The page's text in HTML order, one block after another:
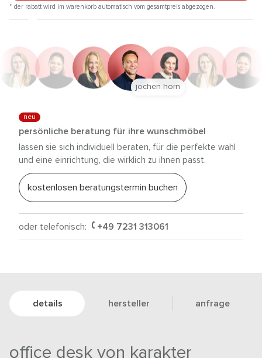
* der rabatt wird im warenkorb automatisch vom gesamtpreis abgezogen.
neu
persönliche beratung für ihre wunschmöbel
lassen sie sich individuell beraten, für die perfekte wahl
und eine einrichtung, die wirklich zu ihnen passt.
kostenlosen beratungstermin buchen
oder telefonisch: +49 7231 313061
jochen horn
details hersteller anfrage
office desk von karakter